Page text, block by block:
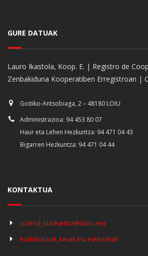
GURE DATUAK
Lauro Ikastola, Koop. E. | Registro de
Zenbakiduna Kooperatiben Erregistroan |
Goitiko-Antsobiaga, 2 – 48180 LOIU
Administrazioa: 94 453 80 07
Haur eta Lehen Hezkuntza: 94 471 04 43
Bigarren Hezkuntza: 94 471 04 44
KONTAKTUA
zuzend_idazkaritza@lauro.eus
Iradokizunak, kexak eta eskertzeak